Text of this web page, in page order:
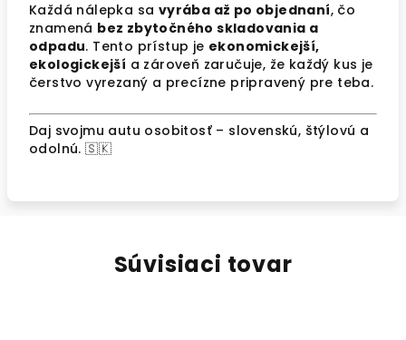
Každá nálepka sa vyrába až po objednaní, čo
znamená bez zbytočného skladovania a
odpadu. Tento prístup je ekonomickejší,
ekologickejší a zároveň zaručuje, že každý kus je
čerstvo vyrezaný a precízne pripravený pre teba.
Daj svojmu autu osobitosť – slovenskú, štýlovú a
odolnú. 🇸🇰
Súvisiaci tovar